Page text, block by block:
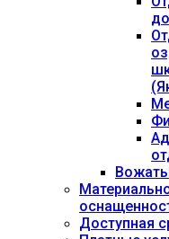
Доступная